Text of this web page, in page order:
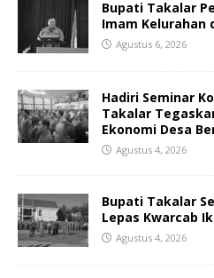
Bupati Takalar
Imam Kelurahan
Agustus 6, 2026
Hadiri Seminar
Takalar
Ekonomi Desa
Agustus 4, 2026
Bupati Takalar
Lepas Kwarcab
Agustus 4, 2026